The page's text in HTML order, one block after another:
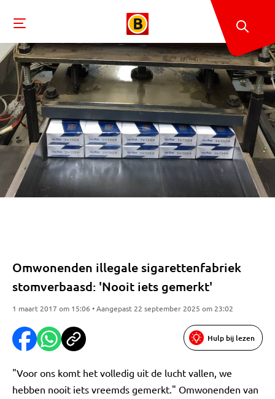
Omwonenden illegale sigarettenfabriek
stomverbaasd: 'Nooit iets gemerkt'
1 maart 2017 om 15:06 • Aangepast 22 september 2025 om 23:02
Hulp bij lezen
"Voor ons komt het volledig uit de lucht vallen, we
hebben nooit iets vreemds gemerkt." Omwonenden van